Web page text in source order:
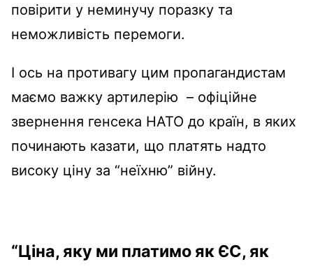
повірити у неминучу поразку та
неможливість перемоги.
І ось на противагу цим пропагандистам
маємо важку артилерію – офіційне
звернення генсека НАТО до країн, в яких
починають казати, що платять надто
високу ціну за “неїхню” війну.
“Ціна, яку ми платимо як ЄС, як